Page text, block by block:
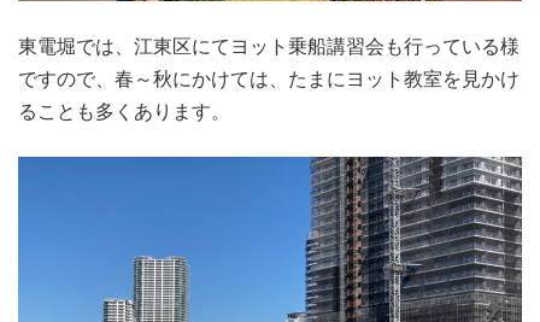
東電堀では、江東区にてヨット乗船講習会も行っている様
ですので、春～秋にかけては、たまにヨット教室を見かけ
ることも多くあります。